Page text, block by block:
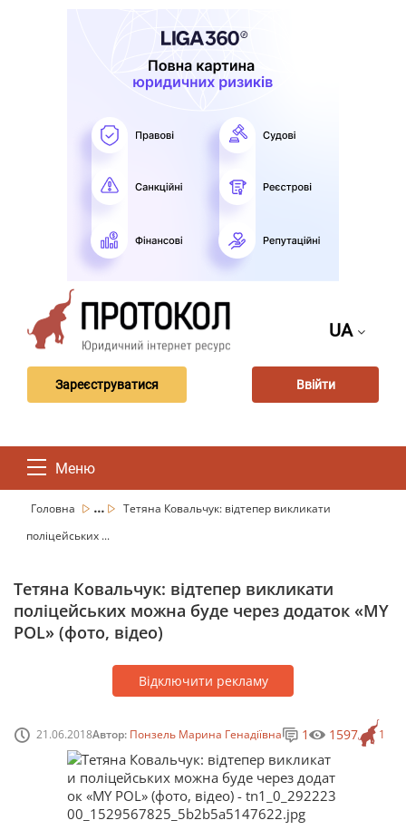
UA
Зареєструватися Ввійти
Меню
Головна ...
Тетяна Ковальчук: відтепер викликати
поліцейських ...
Тетяна Ковальчук: відтепер викликати
поліцейських можна буде через додаток «MY
POL» (фото, відео)
Відключити рекламу
21.06.2018Автор: Понзель Марина Генадіївна 1
1 1597